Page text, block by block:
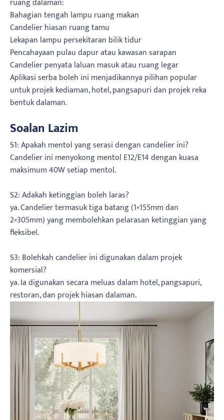
Bahagian tengah lampu ruang makan
Candelier hiasan ruang tamu
Lekapan lampu persekitaran bilik tidur
Pencahayaan pulau dapur atau kawasan sarapan
Candelier penyata laluan masuk atau ruang legar
Aplikasi serba boleh ini menjadikannya pilihan popular
untuk projek kediaman, hotel, pangsapuri dan projek reka
bentuk dalaman.
Soalan Lazim
S1: Apakah mentol yang serasi dengan candelier ini?
Candelier ini menyokong mentol E12/E14 dengan kuasa
maksimum 40W setiap mentol.
S2: Adakah ketinggian boleh laras?
ya. Candelier termasuk tiga batang (1×155mm dan
2×305mm) yang membolehkan pelarasan ketinggian yang
fleksibel.
S3: Bolehkah candelier ini digunakan dalam projek
komersial?
ya. Ia digunakan secara meluas dalam hotel, pangsapuri,
restoran, dan projek hiasan dalaman.